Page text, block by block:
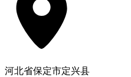
河北省保定市定兴县